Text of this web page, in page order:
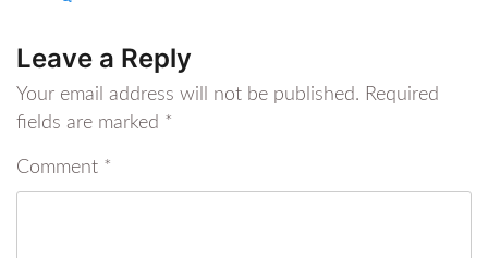
Leave a Reply
Your email address will not be published. Required
fields are marked *
Comment *